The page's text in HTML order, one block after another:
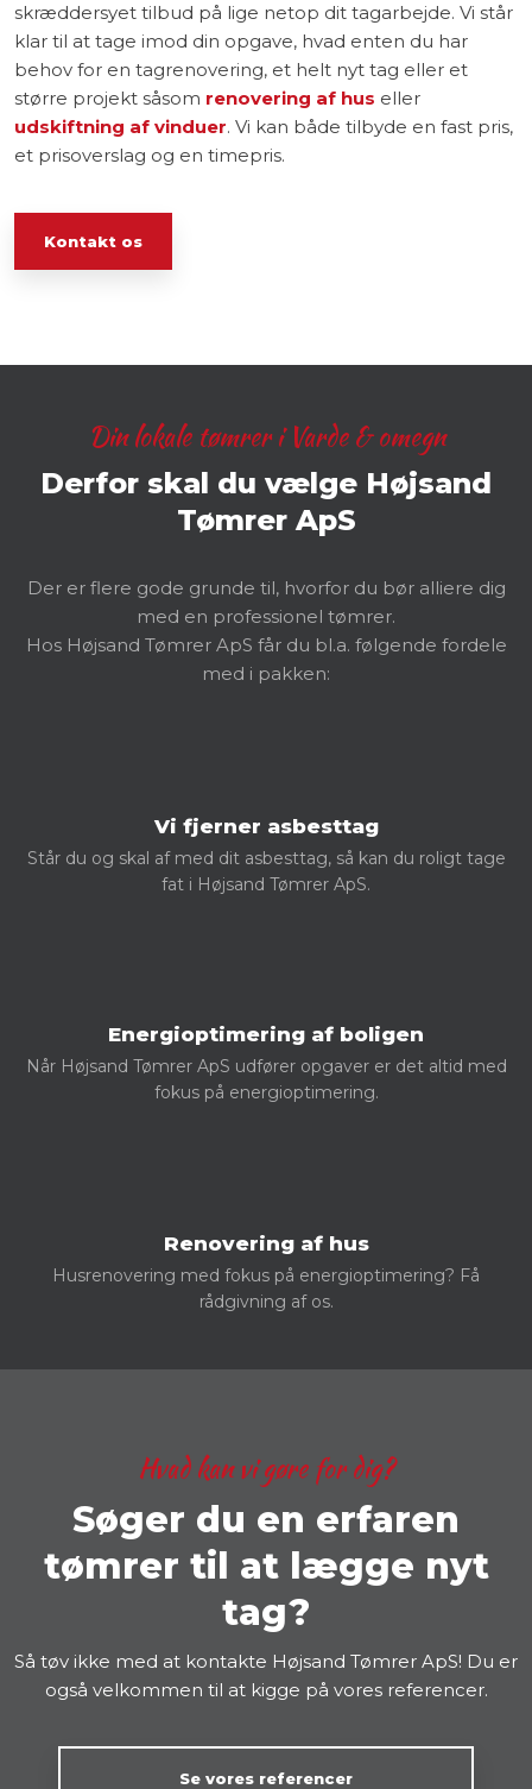
skræddersyet tilbud på lige netop dit tagarbejde. Vi står
klar til at tage imod din opgave, hvad enten du har
behov for en tagrenovering, et helt nyt tag eller et
større projekt såsom renovering af hus eller
udskiftning af vinduer. Vi kan både tilbyde en fast pris,
et prisoverslag og en timepris.
Kontakt os
Din lokale tømrer i Varde & omegn
​Derfor skal du vælge Højsand
Tømrer ApS
​Der er flere gode grunde til, hvorfor du bør alliere dig
med en professionel tømrer.
Hos Højsand Tømrer ApS får du bl.a. følgende fordele
med i pakken:
Vi fjerner asbesttag
Står du og skal af med dit asbesttag, så kan du roligt tage
fat i Højsand Tømrer ApS.
Energioptimering af boligen
Når Højsand Tømrer ApS udfører opgaver er det altid med
fokus på energioptimering.
Renovering af hus
Husrenovering med fokus på energioptimering? Få
rådgivning af os.
Hvad kan vi gøre for dig?
Søger du en erfaren
tømrer til at lægge nyt
tag?
Så tøv ikke med at kontakte Højsand Tømrer ApS! Du er
også velkommen til at kigge på vores referencer.​
Se vores referencer